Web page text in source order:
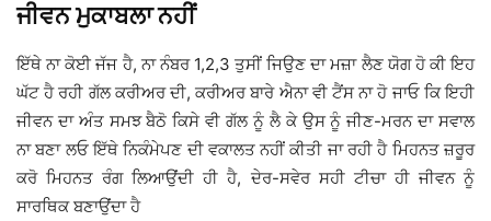
ਜੀਵਨ ਮੁਕਾਬਲਾ ਨਹੀਂ
ਇੱਥੇ ਨਾ ਕੋਈ ਜੱਜ ਹੈ, ਨਾ ਨੰਬਰ 1,2,3 ਤੁਸੀਂ ਜਿਉਣ ਦਾ ਮਜ਼ਾ ਲੈਣ ਯੋਗ ਹੋ ਕੀ ਇਹ
ਘੱਟ ਹੈ ਰਹੀ ਗੱਲ ਕਰੀਅਰ ਦੀ, ਕਰੀਅਰ ਬਾਰੇ ਐਨਾ ਵੀ ਟੈਂਸ ਨਾ ਹੋ ਜਾਓ ਕਿ ਇਹੀ
ਜੀਵਨ ਦਾ ਅੰਤ ਸਮਝ ਬੈਠੋ ਕਿਸੇ ਵੀ ਗੱਲ ਨੂੰ ਲੈ ਕੇ ਉਸ ਨੂੰ ਜੀਣ-ਮਰਨ ਦਾ ਸਵਾਲ
ਨਾ ਬਣਾ ਲਓ ਇੱਥੇ ਨਿਕੰਮੇਪਣ ਦੀ ਵਕਾਲਤ ਨਹੀਂ ਕੀਤੀ ਜਾ ਰਹੀ ਹੈ ਮਿਹਨਤ ਜ਼ਰੂਰ
ਕਰੋ ਮਿਹਨਤ ਰੰਗ ਲਿਆਉਂਦੀ ਹੀ ਹੈ, ਦੇਰ-ਸਵੇਰ ਸਹੀ ਟੀਚਾ ਹੀ ਜੀਵਨ ਨੂੰ
ਸਾਰਥਿਕ ਬਣਾਉਂਦਾ ਹੈ